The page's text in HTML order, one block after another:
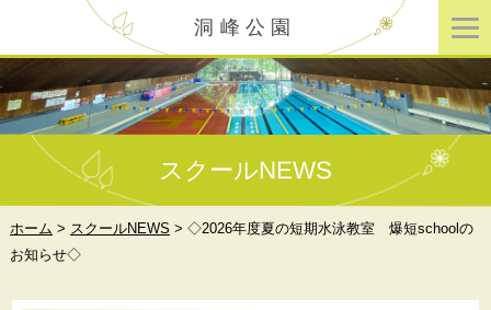
洞峰公園
スクールNEWS
ホーム > スクールNEWS > ◇2026年度夏の短期水泳教室 爆短schoolの
お知らせ◇